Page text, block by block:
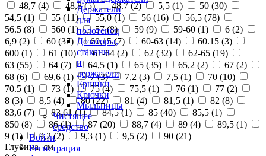
Держатели
для
полотенец
Дозаторы,
стаканы
и
держатели
Ершики
Крючки
Мыльницы
Чистящее
средство
Войти
Регистрация
48,7 (4) 48,8 (5) 48.7 (2) 5,5 (1) 50 (30)
54,5 (1) 55 (11) 55,0 (1) 56 (16) 56,5 (78)
56.5 (8) 560 (1) 57 (8) 59 (9) 59-60 (1) 6 (2)
6,9 (2) 60 (37) 60,15 (7) 60-63 (14) 60.15 (3)
600 (1) 61 (10) 61-64 (2) 62 (32) 62-65 (19)
63 (55) 64 (7) 64,5 (1) 65 (35) 65,2 (2) 67 (2)
68 (6) 69,6 (1) 7 (3) 7,2 (3) 7,5 (1) 70 (10)
70.5 (1) 73 (1) 75 (4) 75,5 (1) 76 (1) 77 (2)
8 (3) 8,5 (4) 80 (22) 81 (4) 81,5 (1) 82 (8)
83,6 (7) 83,61 (1) 84,5 (1) 85 (40) 85,5 (1)
850 (8) 86 (1) 87 (20) 88,7 (4) 89 (4) 89,5 (1)
9 (1) 9,2 (2) 9,3 (1) 9,5 (2) 90 (21)
Глубина, см